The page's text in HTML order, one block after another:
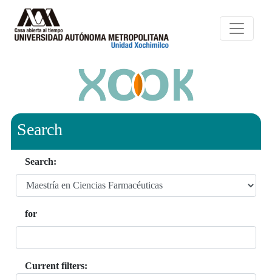
Search
Search:
for
Current filters: